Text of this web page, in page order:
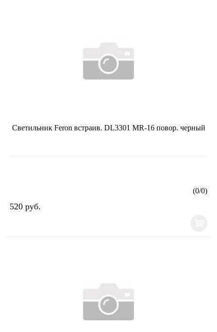
Светильник Feron встраив. DL3301 MR-16 повор. черный
(0/0)
520 руб.